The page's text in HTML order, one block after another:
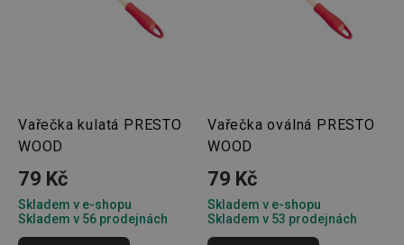
Vařečka kulatá PRESTO
WOOD
79 Kč
Skladem v e-shopu
Skladem v 56 prodejnách
Vařečka oválná PRESTO
WOOD
79 Kč
Skladem v e-shopu
Skladem v 53 prodejnách